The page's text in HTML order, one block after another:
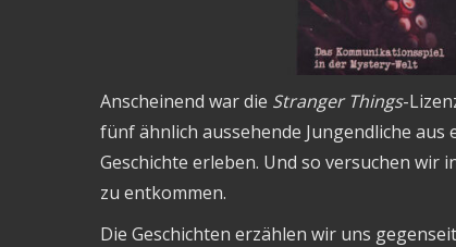
Anscheinend war die Stranger Things-
fünf ähnlich aussehende Jungendliche
Geschichte erleben. Und so versuchen
zu entkommen.
Die Geschichten erzählen wir uns